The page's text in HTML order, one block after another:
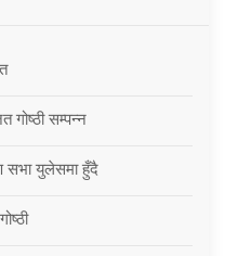
गोष्ठी सम्पन्न
सभा युलेसमा हुँदै